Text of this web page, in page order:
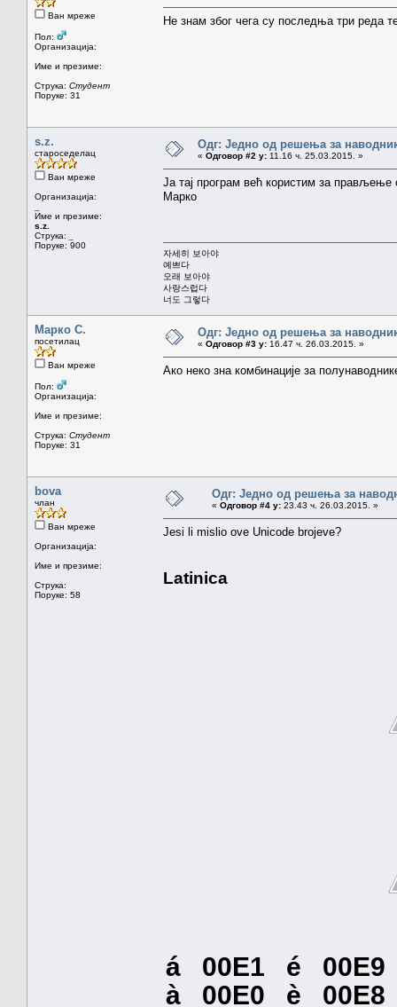
Ван мреже
Пол:
Организација:
Име и презиме:
Струка: Студент
Поруке: 31
Не знам због чега су последња три реда
s.z.
староседелац
Ван мреже
Организација:
Име и презиме:
s.z.
Струка:
Поруке: 900
Одг: Једно од решења за
« Одговор #2 у: 11.16 ч. 25.03.2015. »
Ја тај програм већ користим за
Марко
자세히 보아야
예쁘다
오래 보아야
사랑스럽다
너도 그렇다
Марко С.
посетилац
Ван мреже
Пол:
Организација:
Име и презиме:
Струка: Студент
Поруке: 31
Одг: Једно од решења за
« Одговор #3 у: 16.47 ч. 26.03.2015. »
Ако неко зна комбинације за
bova
члан
Ван мреже
Организација:
Име и презиме:
Струка:
Поруке: 58
Одг: Једно од решења за
« Одговор #4 у: 23.43 ч. 26.03.2015. »
Jesi li mislio ove Unicode brojeve?
Latinica
á 00E1 é
à 00E0 è